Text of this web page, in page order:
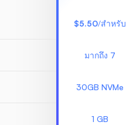
$5.50/สำหรับ
มากถึง 7
30GB NVMe
1 GB